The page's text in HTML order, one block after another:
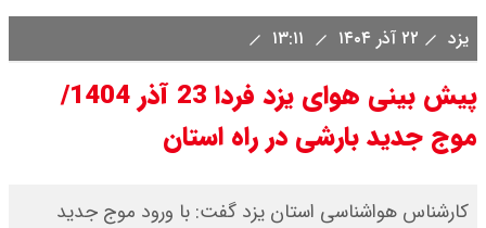
یزد ۲۲ آذر ۱۴۰۴
پیش بینی هوای یزد فردا 23 آذر 1404/
موج جدید بارشی در راه استان
کارشناس هواشناسی استان یزد گفت: با ورود موج جدید